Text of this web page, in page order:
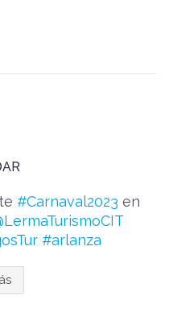
#Carnaval2023 en
#arlanza